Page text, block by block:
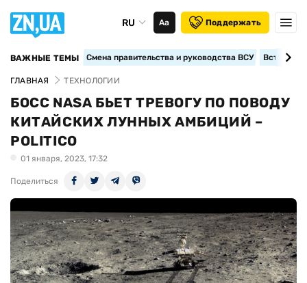
RU Аа Поддержать
ВАЖНЫЕ ТЕМЫ Смена правительства и руководства ВСУ
ГЛАВНАЯ ТЕХНОЛОГИИ
БОСС NASA БЬЕТ ТРЕВОГУ ПО ПОВОДУ
КИТАЙСКИХ ЛУННЫХ АМБИЦИЙ –
POLITICO
01 января, 2023, 17:32
Поделиться